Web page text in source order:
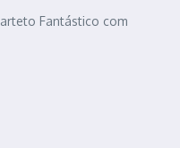
Fantástico com